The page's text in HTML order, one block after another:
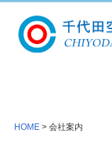
HOME
経営理念
HOME 会社案内